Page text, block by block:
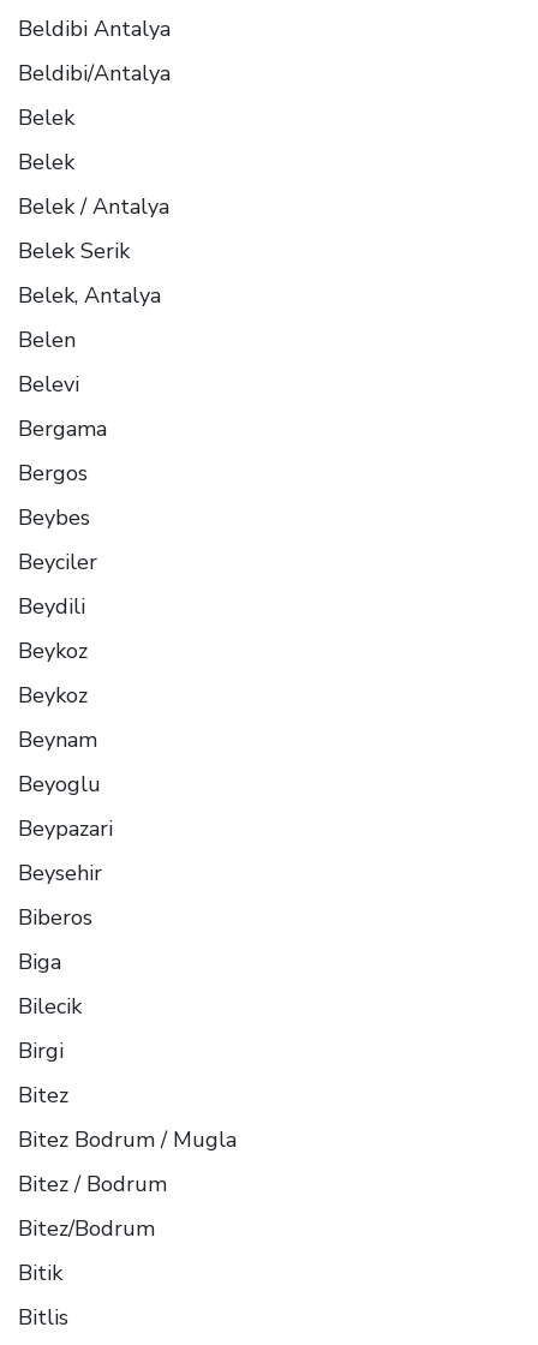
Beldibi Antalya
Beldibi/Antalya
Belek
Belek
Belek / Antalya
Belek Serik
Belek, Antalya
Belen
Belevi
Bergama
Bergos
Beybes
Beyciler
Beydili
Beykoz
Beykoz
Beynam
Beyoglu
Beypazari
Beysehir
Biberos
Biga
Bilecik
Birgi
Bitez
Bitez Bodrum / Mugla
Bitez / Bodrum
Bitez/Bodrum
Bitik
Bitlis